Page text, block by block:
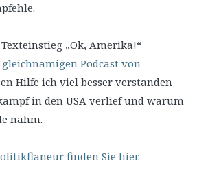
„Ok, Amerika!“
gleichnamigen Podcast von
Hilfe ich viel besser verstanden
in den USA verlief und warum
nahm.
finden Sie hier.